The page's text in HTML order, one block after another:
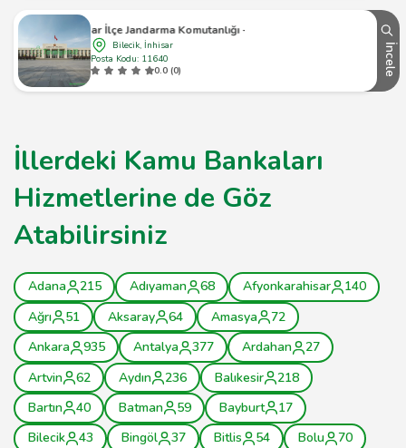
İnhisar İlçe Jandarma Komutanlığı - İnhisar
Bilecik, İnhisar
Posta Kodu: 11640
0.0 (0)
İncele
İllerdeki Kamu Bankaları
Hizmetlerine de Göz
Atabilirsiniz
Adana 215 Adıyaman 68 Afyonkarahisar
140
Ağrı
51 Aksaray 64 Amasya
72
Ankara
935 Antalya 377 Ardahan
27
Artvin
62 Aydın 236 Balıkesir
218
Bartın
40 Batman 59 Bayburt
17
Bilecik
43 Bingöl 37 Bitlis 54 Bolu
70